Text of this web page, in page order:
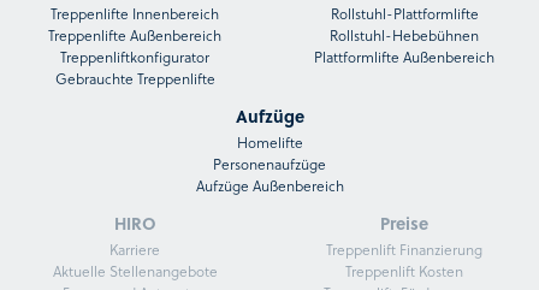
Treppenlifte Innenbereich
Treppenlifte Außenbereich
Treppenliftkonfigurator
Gebrauchte Treppenlifte
Rollstuhl-Plattformlifte
Rollstuhl-Hebebühnen
Plattformlifte Außenbereich
Aufzüge
Homelifte
Personenaufzüge
Aufzüge Außenbereich
HIRO
Karriere
Aktuelle Stellenangebote
Preise
Treppenlift Finanzierung
Treppenlift Kosten